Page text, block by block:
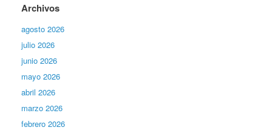
Archivos
agosto 2026
julio 2026
junio 2026
mayo 2026
abril 2026
marzo 2026
febrero 2026